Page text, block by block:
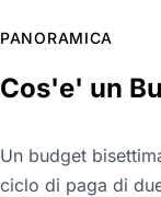
PANORAMICA
Cos'e' un
Un budget
ciclo di paga di